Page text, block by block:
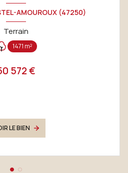
AMOUROUX (47250)
Terrain
1471 m²
572 €
LE BIEN